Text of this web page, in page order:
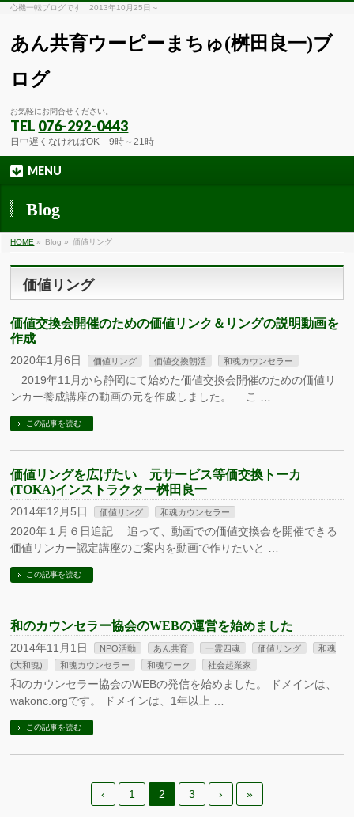
心機一転ブログです 2013年10月25日～
あん共育ウーピーまちゅ(桝田良一)ブ
ログ
お気軽にお問合せください。
TEL 076-292-0443
日中遅くなければOK 9時～21時
MENU
Blog
HOME » Blog » 価値リング
価値リング
価値交換会開催のための価値リンク＆リングの説明動画を
作成
2020年1月6日 価値リング 価値交換朝活 和魂カウンセラー
2019年11月から静岡にて始めた価値交換会開催のための価値リ
ンカー養成講座の動画の元を作成しました。 こ …
この記事を読む
価値リングを広げたい 元サービス等価交換トーカ
(TOKA)インストラクター桝田良一
2014年12月5日 価値リング 和魂カウンセラー
2020年１月６日追記 追って、動画での価値交換会を開催できる
価値リンカー認定講座のご案内を動画で作りたいと …
この記事を読む
和のカウンセラー協会のWEBの運営を始めました
2014年11月1日 NPO活動 あん共育 一霊四魂 価値リング
和魂
(大和魂)
和魂カウンセラー 和魂ワーク 社会起業家
和のカウンセラー協会のWEBの発信を始めました。 ドメインは、
wakonc.orgです。 ドメインは、1年以上 …
この記事を読む
‹ 1 2 3 › »